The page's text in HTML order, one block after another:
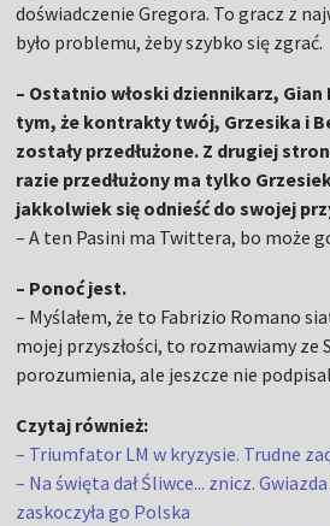
doświadczenie Gregora. To gracz z
było problemu, żeby szybko się zgrać.
– Ostatnio włoski dziennikarz, Gian
tym, że kontrakty twój, Grzesika i
zostały przedłużone. Z drugiej
razie przedłużony ma tylko
jakkolwiek się odnieść do swojej
– A ten Pasini ma Twittera, bo może
– Ponoć jest.
– Myślałem, że to Fabrizio Romano
mojej przyszłości, to rozmawiamy ze
porozumienia, ale jeszcze nie
Czytaj również:
– Triumfator LM w kryzysie. Trudne
– Na święta dał Śliwce... znicz.
zaskoczyła go Polska